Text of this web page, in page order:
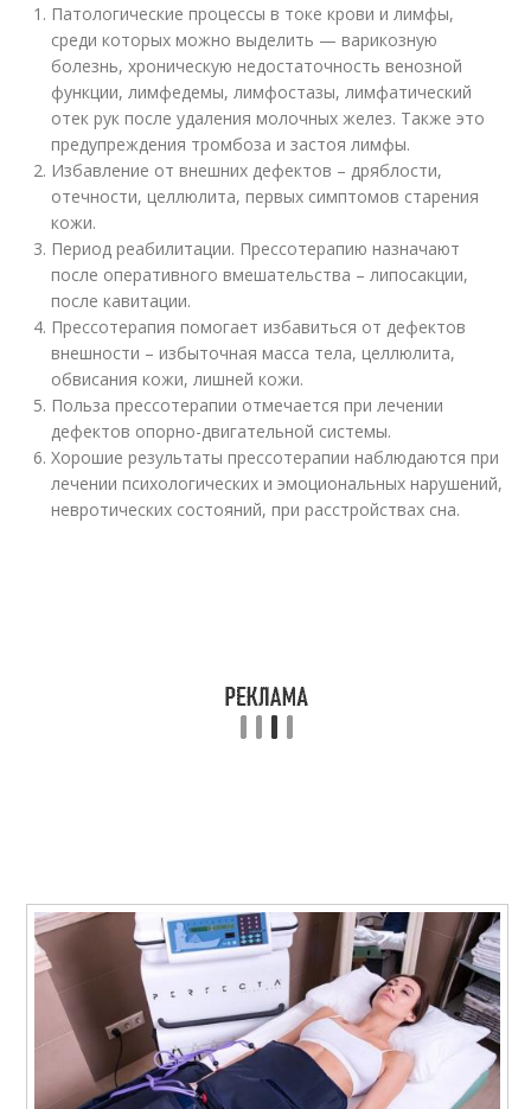
Патологические процессы в токе крови и лимфы,
среди которых можно выделить — варикозную
болезнь, хроническую недостаточность венозной
функции, лимфедемы, лимфостазы, лимфатический
отек рук после удаления молочных желез. Также это
предупреждения тромбоза и застоя лимфы.
Избавление от внешних дефектов – дряблости,
отечности, целлюлита, первых симптомов старения
кожи.
Период реабилитации. Прессотерапию назначают
после оперативного вмешательства – липосакции,
после кавитации.
Прессотерапия помогает избавиться от дефектов
внешности – избыточная масса тела, целлюлита,
обвисания кожи, лишней кожи.
Польза прессотерапии отмечается при лечении
дефектов опорно-двигательной системы.
Хорошие результаты прессотерапии наблюдаются при
лечении психологических и эмоциональных нарушений,
невротических состояний, при расстройствах сна.